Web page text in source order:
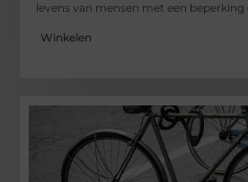
levens van mensen met een beperking
Winkelen